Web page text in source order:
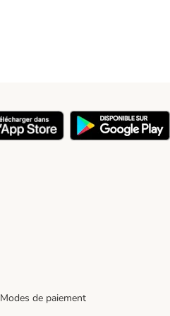
Modes de paiement